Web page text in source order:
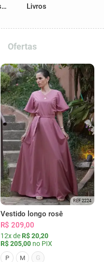
Acessórios Livros
Ofertas
REF 2224
Vestido longo rosê
R$ 209,00
12x de R$ 20,20
R$ 205,00 no PIX
P M G